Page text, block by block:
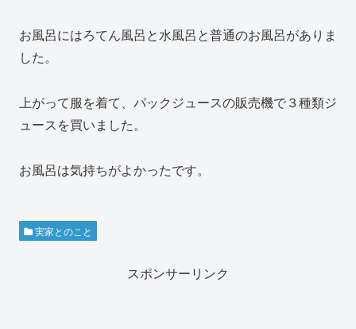
お風呂にはろてん風呂と水風呂と普通のお風呂がありま
した。
上がって服を着て、パックジュースの販売機で３種類ジ
ュースを買いました。
お風呂は気持ちがよかったです。
実家とのこと
スポンサーリンク